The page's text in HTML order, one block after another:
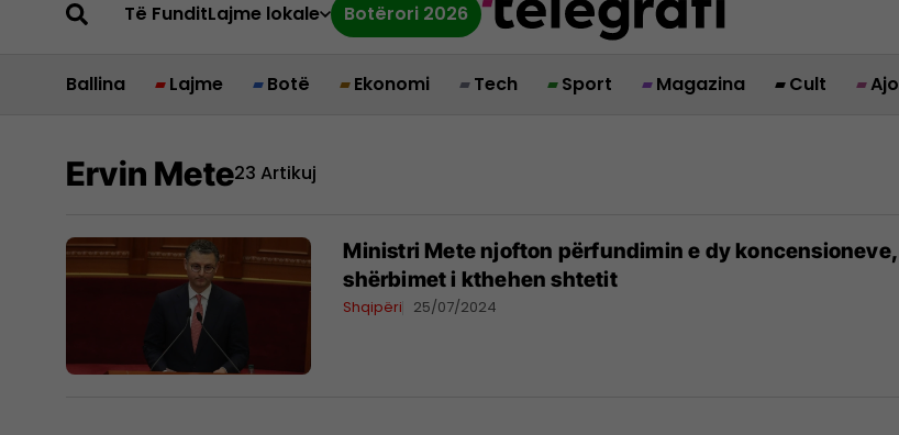
Të FunditLajme lokale Botërori 2026
Ballina Lajme Botë Ekonomi Tech Sport Magazina Cult Ajo
Ervin Mete23 Artikuj
Ministri Mete njofton përfundimin e dy koncensioneve,
shërbimet i kthehen shtetit
Shqipëri 25/07/2024